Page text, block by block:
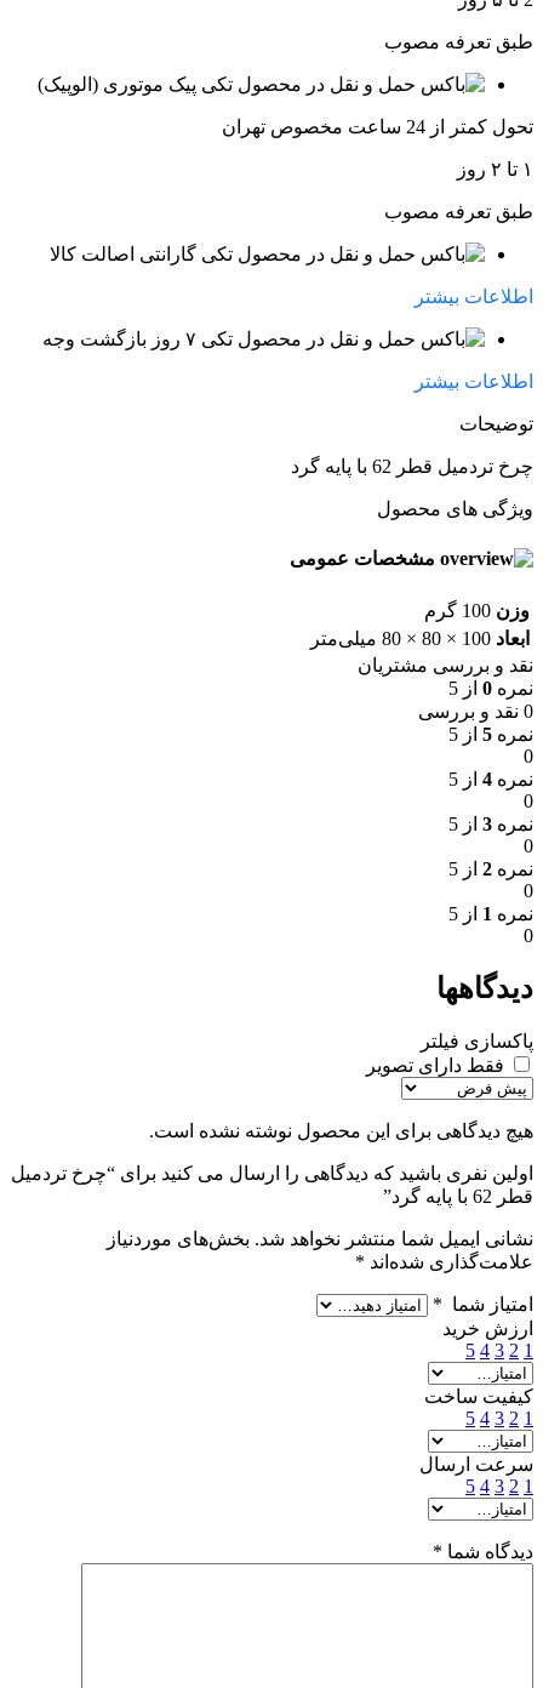
طبق تعرفه مصوب
پیک موتوری (الوپیک)
تحول کمتر از 24 ساعت مخصوص تهران
۱ تا ۲ روز
طبق تعرفه مصوب
گارانتی اصالت کالا
اطلاعات بیشتر
۷ روز بازگشت وجه
اطلاعات بیشتر
توضیحات
چرخ تردمیل قطر 62 با پایه گرد
ویژگی های محصول
مشخصات عمومی
وزن 100 گرم
ابعاد 100 × 80 × 80 میلی‌متر
نقد و بررسی مشتریان
نمره 0 از 5
0 نقد و بررسی
نمره 5 از 5
0
نمره 4 از 5
0
نمره 3 از 5
0
نمره 2 از 5
0
نمره 1 از 5
0
دیدگاهها
پاکسازی فیلتر
فقط دارای تصویر
هیچ دیدگاهی برای این محصول نوشته نشده است.
اولین نفری باشید که دیدگاهی را ارسال می کنید برای “چرخ تردمیل
قطر 62 با پایه گرد”
نشانی ایمیل شما منتشر نخواهد شد. بخش‌های موردنیاز
علامت‌گذاری شده‌اند *
امتیاز شما *
ارزش خرید
1
2
3
4
5
کیفیت ساخت
1
2
3
4
5
سرعت ارسال
1
2
3
4
5
دیدگاه شما *